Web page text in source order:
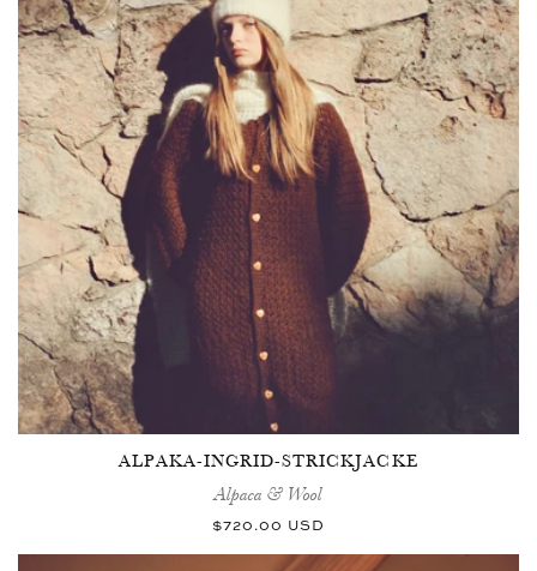
ALPAKA-INGRID-STRICKJACKE
Alpaca & Wool
Normaler
$720.00 USD